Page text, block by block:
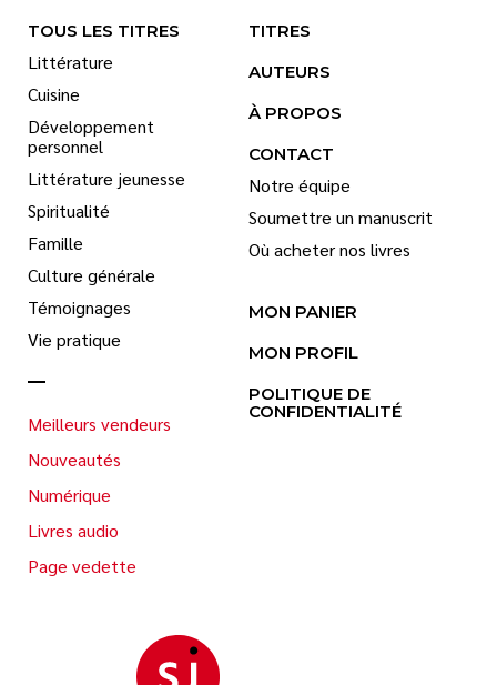
TOUS LES TITRES
Littérature
Cuisine
Développement
personnel
Littérature jeunesse
Spiritualité
Famille
Culture générale
Témoignages
Vie pratique
Meilleurs vendeurs
Nouveautés
Numérique
Livres audio
Page vedette
TITRES
AUTEURS
À PROPOS
CONTACT
Notre équipe
Soumettre un manuscrit
Où acheter nos livres
MON PANIER
MON PROFIL
POLITIQUE DE
CONFIDENTIALITÉ